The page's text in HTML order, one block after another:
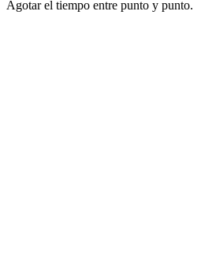
Agotar el tiempo entre punto y punto.